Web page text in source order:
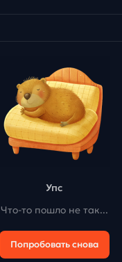
Упс
Что-то пошло не так...
Попробовать снова